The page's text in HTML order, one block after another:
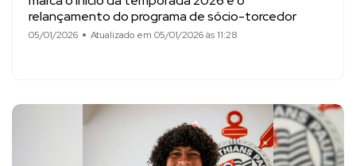
relançamento do programa de sócio-torcedor
05/01/2026 Atualizado em 05/01/2026 às 11:28